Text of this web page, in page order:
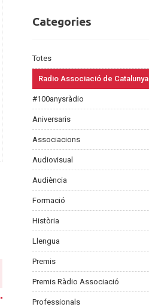
Categories
Categories
Totes
Radio Associació de Catalunya
#100anysràdio
Aniversaris
Associacions
Audiovisual
Audiència
Formació
Història
Llengua
Premis
Premis Ràdio Associació
Professionals